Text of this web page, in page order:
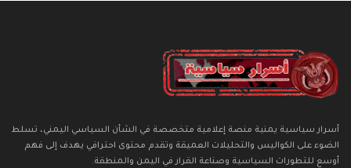
أسرار سياسية يمنية منصة إعلامية متخصصة في الشأن السياسي اليمني، تسلط
الضوء على الكواليس والتحليلات العميقة وتقدم محتوى احترافي يهدف إلى فهم
أوسع للتطورات السياسية وصناعة القرار في اليمن والمنطقة.